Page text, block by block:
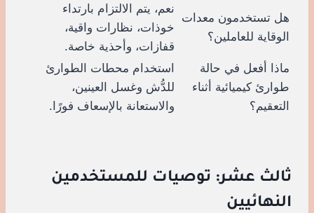
هل تستخدمون معدات
الوقاية للعاملين؟
نعم، يتم الالتزام بارتداء
خوذات، نظارات واقية،
قفازات، وأحذية خاصة.
ماذا أفعل في حالة
طوارئ كيميائية أثناء
التعقيم؟
استخدام محطات الطوارئ
للدُّش وغسل العينين،
والاستعانة بالإسعاف فورًا.
ثالث عشر: توصيات للمستخدمين
النهائيين